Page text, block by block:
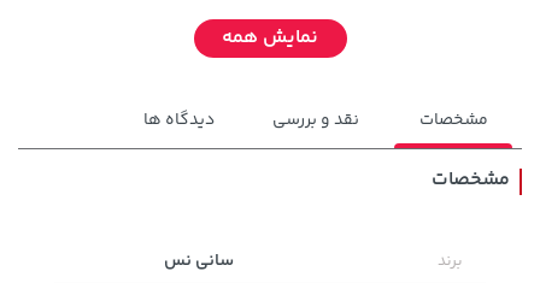
169,900 تومان
141,000 تومان
نمایش همه
مشخصات نقد و بررسی دیدگاه ها
مشخصات
برند سانی نس